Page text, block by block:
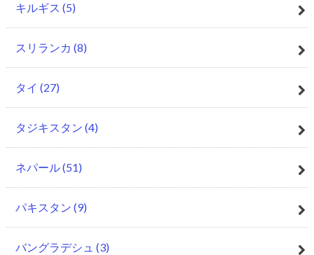
キルギス (5)
スリランカ (8)
タイ (27)
タジキスタン (4)
ネパール(51)
パキスタン (9)
バングラデシュ (3)